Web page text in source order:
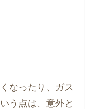
なったり、ガス
う点は、意外と